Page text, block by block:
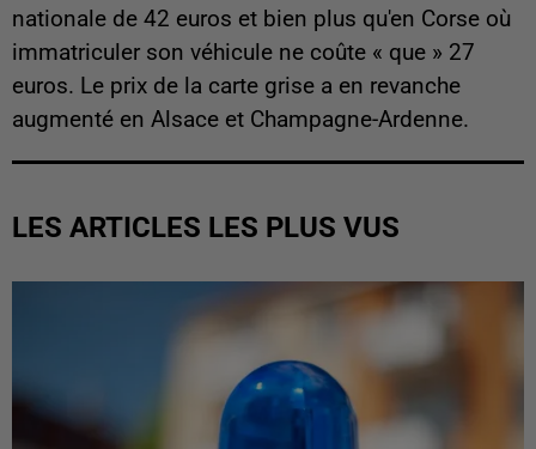
nationale de 42 euros et bien plus qu'en Corse où
immatriculer son véhicule ne coûte « que » 27
euros. Le prix de la carte grise a en revanche
augmenté en Alsace et Champagne-Ardenne.
LES ARTICLES LES PLUS VUS